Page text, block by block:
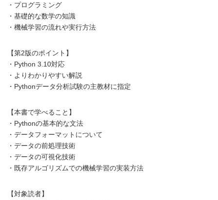
・プログラミング
・基礎的な数学の知識
・機械学習の流れや実行方法
【第2版のポイント】
・Python 3.10対応
・よりわかりやすい解説
・Pythonデータ分析試験の主教材に指定
【本書で学べること】
・Pythonの基本的な文法
・データフォーマットについて
・データの前処理技術
・データの可視化技術
・既存アルゴリズムでの機械学習の実装方法
【対象読者】